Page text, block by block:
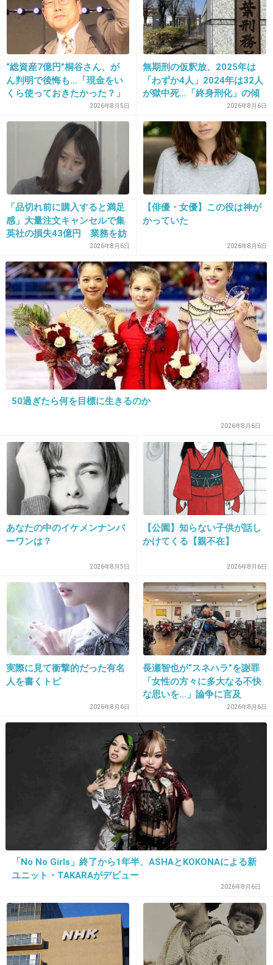
2013/02/03(日) 17:41:07
フジの社員と結婚したし、これからも平井理央
は安泰でしょ？
出典：t0.gstatic.com
+39
10. 匿名 2013/02/03(日) 17:41:24
女子アナドロドロしすぎ!
11. 匿名 2013/02/03(日) 17:41:24
>>9
葬式みたいな結婚式ねｗｗ
元フジ・平井理央の披露宴の写真が「お葬
式みたい」と話題に | 毒女ニュース
www.officiallyjd.com
レクター（34歳）が大安の4日、東京・芝公園のザ・プリンスタワー東京コ
+33
12. 匿名2013/02/03(日) 17:42:14
そもそも旦那さんも、戸部洋子アナからの略奪
出典：t2.gstatic.com
+69 -5
アイドル→女子アナ。これは嫌われるわ…
出典：www.ninjintei.jp
15. 匿名2013/02/03(日) 17:43:19
“総資産7億円”桐谷さん、が
ん判明で後悔も…「現金をい
くら使っておきたかった？」
2026年8月5日
無期刑の仮釈放、2025年は
「わずか4人」2024年は32人
が獄中死…「終身刑化」の傾
2026年8月6日
「品切れ前に購入すると満足
感」大量注文キャンセルで集
英社の損失43億円 業務を妨
害した疑いで32歳女を逮捕
2026年8月6日
【俳優・女優】この役は神が
かっていた
2026年8月6日
50過ぎたら何を目標に生きるのか
2026年8月6日
あなたの中のイケメンナンバ
ーワンは？
2026年8月5日
【公園】知らない子供が話し
かけてくる【親不在】
2026年8月6日
実際に見て衝撃的だった有名
人を書くトピ
2026年8月6日
長瀬智也が“スネハラ”を謝罪
「女性の方々に多大なる不快
な思いを…」論争に言及
2026年8月6日
「No No Girls」終了から1年半、ASHAとKOKONAによる新
ユニット・TAKARAがデビュー
2026年8月6日